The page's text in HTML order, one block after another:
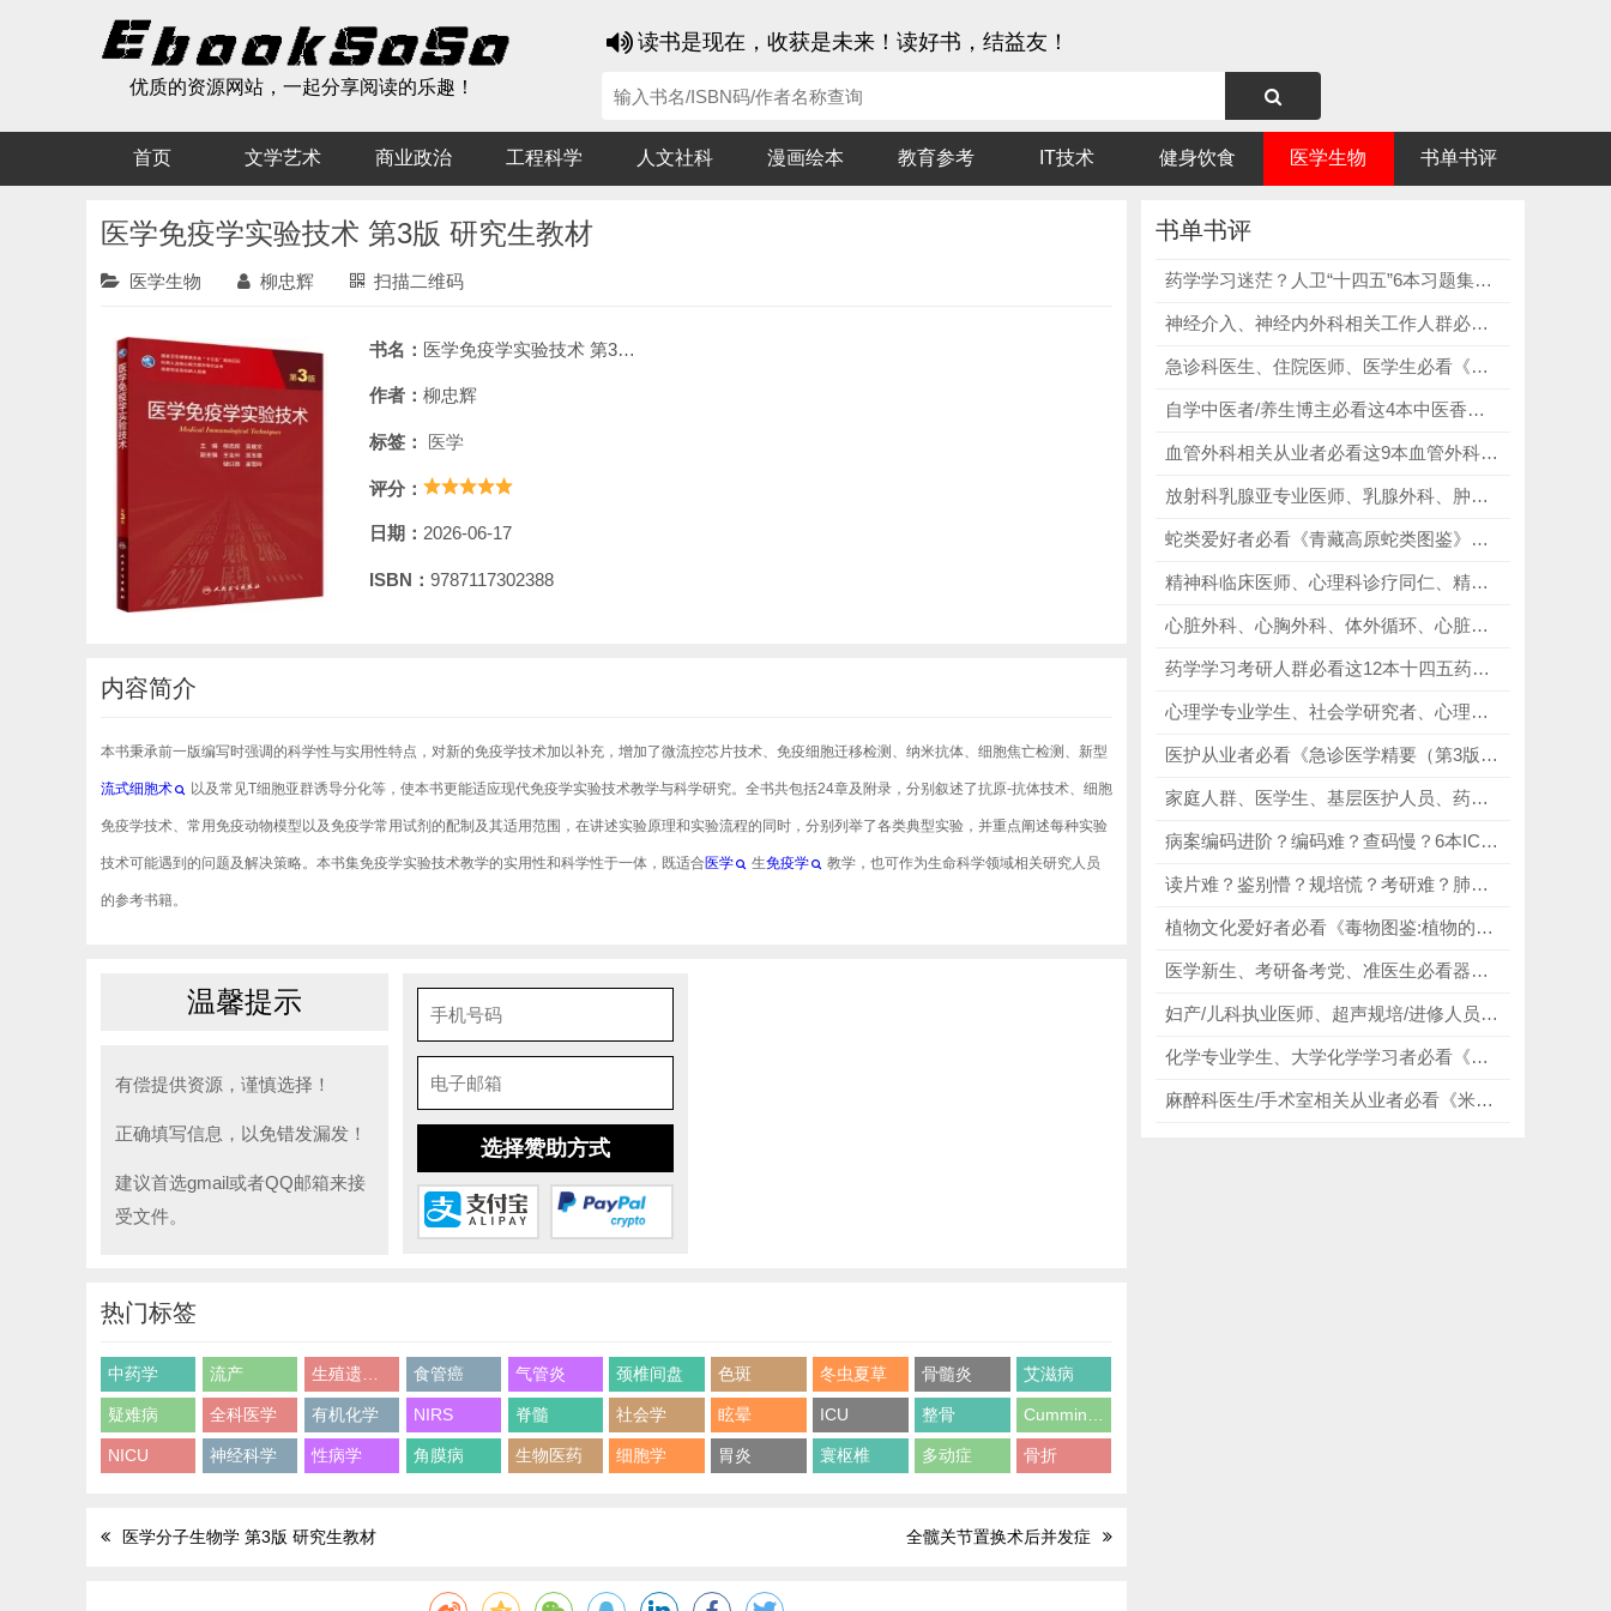
优质的资源网站，一起分享阅读的乐趣！
读书是现在，收获是未来！读好书，结益友！
首页 文学艺术 商业政治 工程科学 人文社科 漫画绘本 教育参考 IT技术 健身饮食 医学生物 书单书评
医学免疫学实验技术 第3版 研究生教材
医学生物 柳忠辉 扫描二维码
书名： 医学免疫学实验技术 第3版 研究生教材
作者： 柳忠辉
标签： 医学
评分：
日期： 2026-06-17
ISBN： 9787117302388
内容简介
本书秉承前一版编写时强调的科学性与实用性特点，对新的免疫学技术加以补充，增加了微流控芯片技术、免疫细胞迁移检测、纳米抗体、细胞焦亡检测、新型
流式细胞术 以及常见T细胞亚群诱导分化等，使本书更能适应现代免疫学实验技术教学与科学研究。全书共包括24章及附录，分别叙述了抗原-抗体技术、细胞
免疫学技术、常用免疫动物模型以及免疫学常用试剂的配制及其适用范围，在讲述实验原理和实验流程的同时，分别列举了各类典型实验，并重点阐述每种实验
技术可能遇到的问题及解决策略。本书集免疫学实验技术教学的实用性和科学性于一体，既适合 医学 生免疫学 教学，也可作为生命科学领域相关研究人员
的参考书籍。
温馨提示
有偿提供资源，谨慎选择！
正确填写信息，以免错发漏发！
建议首选gmail或者QQ邮箱来接
受文件。
选择赞助方式
热门标签
中药学 流产 生殖遗传学 食管癌 气管炎 颈椎间盘 色斑 冬虫夏草 骨髓炎 艾滋病
疑难病 全科医学 有机化学 NIRS 脊髓 社会学 眩晕 ICU 整骨
NICU 神经科学 性病学 角膜病 生物医药 细胞学 胃炎 寰枢椎 多动症 骨折
医学分子生物学 第3版 研究生教材 全髋关节置换术后并发症
书单书评
药学学习迷茫？人卫“十四五”6本习题集，精准破解知识点难记、刷题无效、科目不全三大难题！
神经介入、神经内外科相关工作人群必看脑血管病和神经介入技术手册（第3版），解决血管解剖难、影像判读难、介入操作难、术中应急难、备考无方向的所有痛点！
急诊科医生、住院医师、医学生必看《临床急诊医学病例精析》，111个真实急诊病例，涵盖各类急诊常见、疑难症状！
自学中医者/养生博主必看这4本中医香疗书籍，每一本书都有明确的核心价值，入门、实操、调理、进阶，一站式解决所有中医香疗相关痛点！
血管外科相关从业者必看这9本血管外科系列合集，从解剖到手术配合、从并发症到腔内技术，每一本都贴合临床和学习需求！
放射科乳腺亚专业医师、乳腺外科、肿瘤科临床医护必看《乳腺影像诊断学第3版》，规范影像分级，精准鉴别乳腺各类病灶！
蛇类爱好者必看《青藏高原蛇类图鉴》，详细标注每种蛇类的栖息海拔与生存环境！
精神科临床医师、心理科诊疗同仁、精神科规培人员必看《考夫曼精神病临床神经病学》第九版，鉴别交叉疾病，排查器质性神经病变！
心脏外科、心胸外科、体外循环、心脏麻醉临床医师、心外科研教学人员、医学生、医学留学进修人群必看《Khonsari心脏外科：安全操作与风险防范》第5版，全彩分步手术解剖插图！
药学学习考研人群必看这12本十四五药学专业习题集，每一本都是备考刚需中的刚需，从基础学科到核心专业课，再到专业特色课程全覆盖！
心理学专业学生、社会学研究者、心理咨询从业者必看《了解人类性行为 第15版》，调研性别文化，引用权威文献数据！
医护从业者必看《急诊医学精要（第3版）》，别再为“突发急症不会判、医护工作无参考、急救操作不熟练”内耗了！
家庭人群、医学生、基层医护人员、药店工作者必看《常见皮肤病诊疗图谱 2024》，不管是日常应急、皮肤护理，还是辅助学习，都能从中获得所需！
病案编码进阶？编码难？查码慢？6本ICD国际疾病分类丛书，精准破解编码规则杂、查码效率低、实操无依据、考证无方向痛点！
读片难？鉴别懵？规培慌？考研难？肺部影像神书合集（5本）精准破解读片难、鉴别诊断易出错、复杂病例无思路、知识点零散核心痛点！
植物文化爱好者必看《毒物图鉴:植物的暗黑生命史》，每一株毒草背后，都缠着一截人类历史的暗影！
医学新生、考研备考党、准医生必看器官系统学习四大硬核教材，从基础理论直通临床诊疗，适配多阶段、多场景使用！
妇产/儿科执业医师、超声规培/进修人员必看《Diagnostic Ultrasound》，以百科定义标准，以影像赋能临床！
化学专业学生、大学化学学习者必看《化学：中心科学》（翻译版第14版），完美解决“化学难懂、知识零散、理论脱节”的痛点！
麻醉科医生/手术室相关从业者必看《米勒麻醉学》中文第9版+英文第10版，超过1200幅全彩插图，将复杂的麻醉基础科学、药物机制、临床操作直观呈现！